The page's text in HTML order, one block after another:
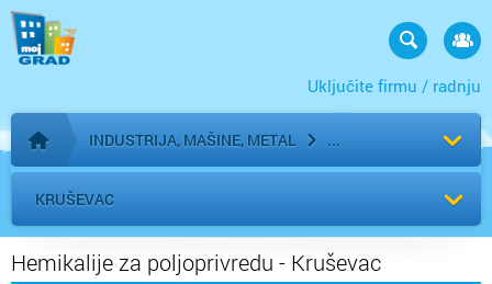
Uključite firmu / radnju
Početna stranica
INDUSTRIJA, MAŠINE, METAL
KRUŠEVAC
Hemikalije za poljoprivredu - Kruševac